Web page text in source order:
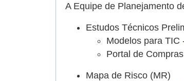
A Equipe de Planejamento
Estudos Técnicos
Modelos para TIC
Portal de
Mapa de Risco (MR)